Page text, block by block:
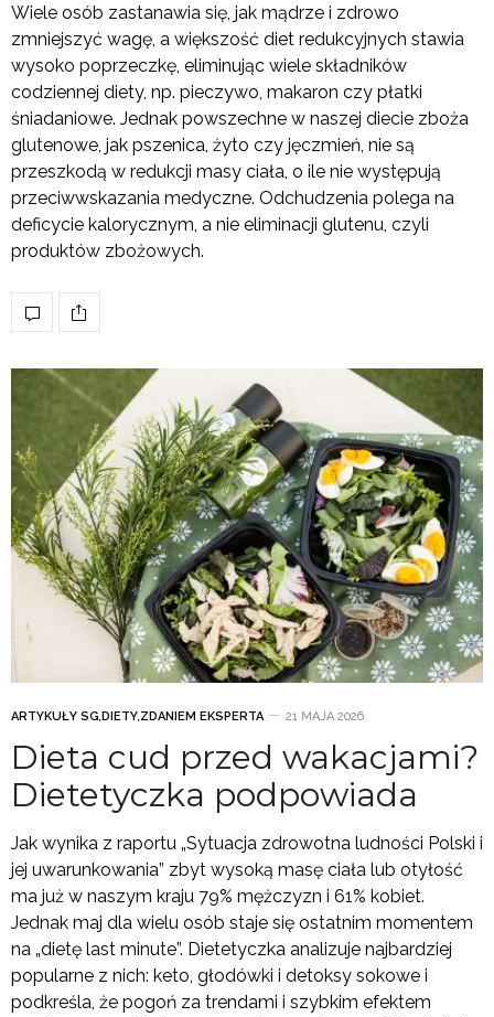
Wiele osób zastanawia się, jak mądrze i zdrowo
zmniejszyć wagę, a większość diet redukcyjnych stawia
wysoko poprzeczkę, eliminując wiele składników
codziennej diety, np. pieczywo, makaron czy płatki
śniadaniowe. Jednak powszechne w naszej diecie zboża
glutenowe, jak pszenica, żyto czy jęczmień, nie są
przeszkodą w redukcji masy ciała, o ile nie występują
przeciwwskazania medyczne. Odchudzenia polega na
deficycie kalorycznym, a nie eliminacji glutenu, czyli
produktów zbożowych.
ARTYKUŁY SG,DIETY,ZDANIEM EKSPERTA 21 MAJA 2026
Dieta cud przed wakacjami?
Dietetyczka podpowiada
Jak wynika z raportu „Sytuacja zdrowotna ludności Polski i
jej uwarunkowania” zbyt wysoką masę ciała lub otyłość
ma już w naszym kraju 79% mężczyzn i 61% kobiet.
Jednak maj dla wielu osób staje się ostatnim momentem
na „dietę last minute”. Dietetyczka analizuje najbardziej
popularne z nich: keto, głodówki i detoksy sokowe i
podkreśla, że pogoń za trendami i szybkim efektem